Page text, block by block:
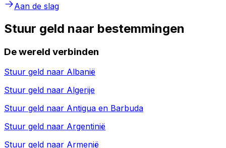
Aan de slag
Stuur geld naar bestemmingen
De wereld verbinden
Stuur geld naar Albanië
Stuur geld naar Algerije
Stuur geld naar Antigua en Barbuda
Stuur geld naar Argentinië
Stuur geld naar Armenië